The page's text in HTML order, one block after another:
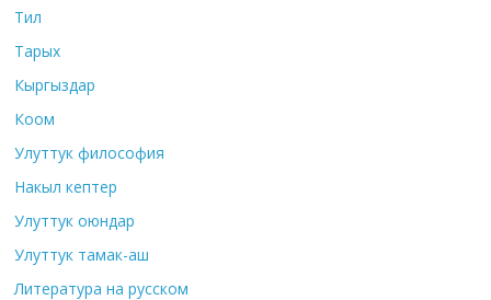
Тил
Тарых
Кыргыздар
Коом
Улуттук философия
Накыл кептер
Улуттук оюндар
Улуттук тамак-аш
Литература на русском